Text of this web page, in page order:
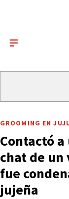
GROOMING EN
Contactó
chat de un
fue
jujeña